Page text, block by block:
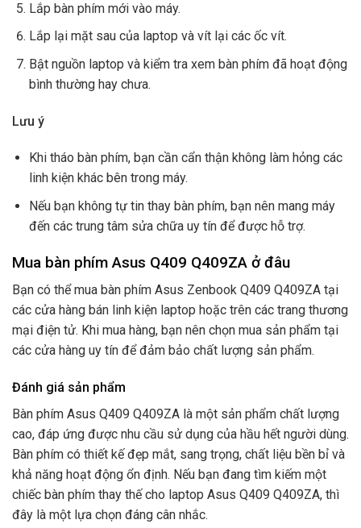
Lắp bàn phím mới vào máy.
Lắp lại mặt sau của laptop và vít lại các ốc vít.
Bật nguồn laptop và kiểm tra xem bàn phím đã hoạt động
bình thường hay chưa.
Lưu ý
Khi tháo bàn phím, bạn cần cẩn thận không làm hỏng các
linh kiện khác bên trong máy.
Nếu bạn không tự tin thay bàn phím, bạn nên mang máy
đến các trung tâm sửa chữa uy tín để được hỗ trợ.
Mua bàn phím Asus Q409 Q409ZA ở đâu
Bạn có thể mua bàn phím Asus Zenbook Q409 Q409ZA tại
các cửa hàng bán linh kiện laptop hoặc trên các trang thương
mại điện tử. Khi mua hàng, bạn nên chọn mua sản phẩm tại
các cửa hàng uy tín để đảm bảo chất lượng sản phẩm.
Đánh giá sản phẩm
Bàn phím Asus Q409 Q409ZA là một sản phẩm chất lượng
cao, đáp ứng được nhu cầu sử dụng của hầu hết người dùng.
Bàn phím có thiết kế đẹp mắt, sang trọng, chất liệu bền bỉ và
khả năng hoạt động ổn định. Nếu bạn đang tìm kiếm một
chiếc bàn phím thay thế cho laptop Asus Q409 Q409ZA, thì
đây là một lựa chọn đáng cân nhắc.